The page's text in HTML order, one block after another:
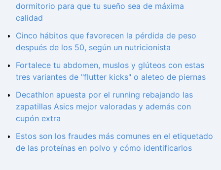
dormitorio para que tu sueño sea de máxima
calidad
Cinco hábitos que favorecen la pérdida de peso
después de los 50, según un nutricionista
Fortalece tu abdomen, muslos y glúteos con estas
tres variantes de "flutter kicks" o aleteo de piernas
Decathlon apuesta por el running rebajando las
zapatillas Asics mejor valoradas y además con
cupón extra
Estos son los fraudes más comunes en el etiquetado
de las proteínas en polvo y cómo identificarlos